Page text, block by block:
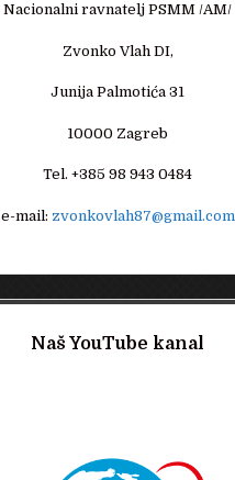
Nacionalni ravnatelj PSMM /AM/
Zvonko Vlah DI,
Junija Palmotića 31
10000 Zagreb
Tel. +385 98 943 0484
e-mail: zvonkovlah87@gmail.com
Naš YouTube kanal